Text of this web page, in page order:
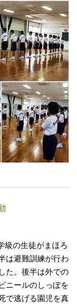
級の生徒がまほろ
は避難訓練が行わ
た。後半は外での
ニールのしっぽを
で逃げる園児を真